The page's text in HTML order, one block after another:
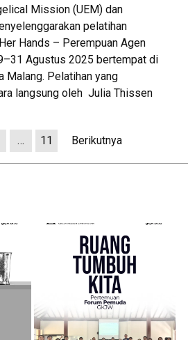
Mission (UEM) dan
pelatihan
Hands – Perempuan Agen
Agustus 2025 bertempat di
Malang. Pelatihan yang
langsung oleh Julia Thissen
… 11 Berikutnya